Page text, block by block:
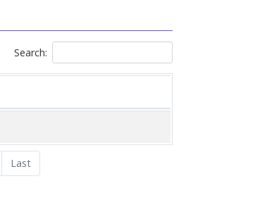
Search:
Last